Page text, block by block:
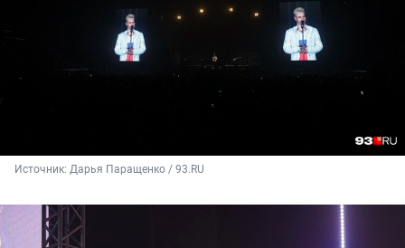
Источник: Дарья Паращенко / 93.RU